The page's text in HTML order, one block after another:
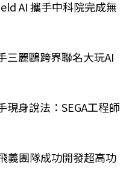
AI 攜手中科院完成無
三麗鷗跨界聯名大玩AI
身說法：SEGA工程師
義團隊成功開發超高功